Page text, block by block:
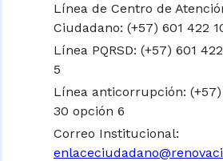
Línea de Centro de
Ciudadano: (+57) 601 422
Línea PQRSD: (+57) 601
5
Línea anticorrupción: (+57)
30 opción 6
Correo Institucional: